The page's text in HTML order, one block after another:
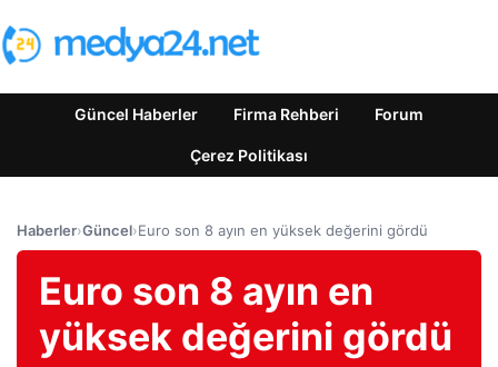
Güncel Haberler Firma Rehberi Forum
Çerez Politikası
Haberler›Güncel›Euro son 8 ayın en yüksek değerini gördü
Euro son 8 ayın en
yüksek değerini gördü